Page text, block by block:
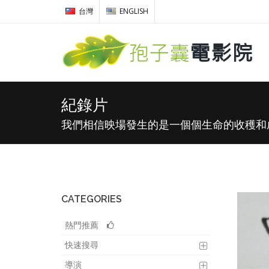
台灣 ENGLISH
紀錄片
我們相信映場發生的是一個個生命的收穫
CATEGORIES
熱門推薦
快速搜尋
導演